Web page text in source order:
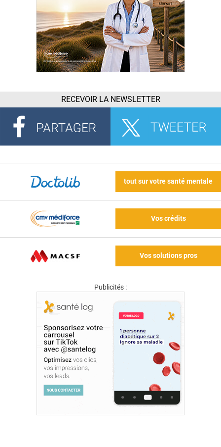
RECEVOIR LA NEWSLETTER
tout sur votre santé mentale
Vos crédits
Vos solutions pros
Publicités :